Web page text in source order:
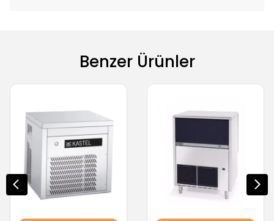
Benzer Ürünler